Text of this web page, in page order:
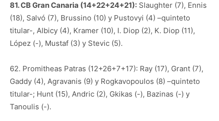
81. CB Gran Canaria (14+22+24+21): Slaughter (7), Ennis
(18), Salvó (7), Brussino (10) y Pustovyi (4) –quinteto
titular-, Albicy (4), Kramer (10), I. Diop (2), K. Diop (11),
López (-), Mustaf (3) y Stevic (5).
62. Promitheas Patras (12+26+7+17): Ray (17), Grant (7),
Gaddy (4), Agravanis (9) y Rogkavopoulos (8) –quinteto
titular-; Hunt (15), Andric (2), Gkikas (-), Bazinas (-) y
Tanoulis (-).